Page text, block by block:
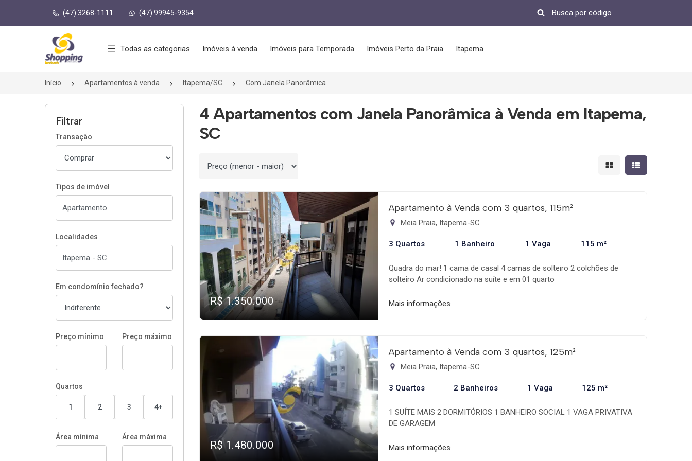
(47) 3268-1111 (47) 99945-9354
Página inicial
Todas as categorias Imóveis à venda Imóveis para Temporada Imóveis Perto da Praia Itapema
Início Apartamentos à venda Itapema/SC Com Janela Panorâmica
Filtrar
Transação
Tipos de imóvel
Localidades
Em condomínio fechado?
Preço mínimo Preço máximo
Quartos
1 2 3 4+
Área mínima Área máxima
4 Apartamentos com Janela Panorâmica à Venda em Itapema,
SC
Ordenar por Mostrar resultados em
Mostrar
R$ 1.350.000
Apartamento à Venda com 3 quartos, 115m²
Meia Praia, Itapema-SC
3 Quartos 1 Banheiro 1 Vaga 115 m²
Quadra do mar! 1 cama de casal 4 camas de solteiro 2 colchões de
solteiro Ar condicionado na suíte e em 01 quarto
Mais informações
R$ 1.480.000
Apartamento à Venda com 3 quartos, 125m²
Meia Praia, Itapema-SC
3 Quartos 2 Banheiros 1 Vaga 125 m²
1 SUÍTE MAIS 2 DORMITÓRIOS 1 BANHEIRO SOCIAL 1 VAGA PRIVATIVA
DE GARAGEM
Mais informações